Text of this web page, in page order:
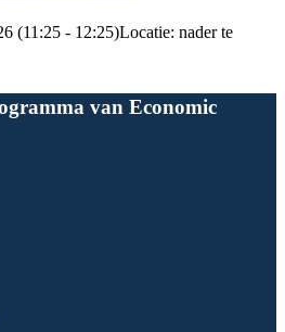
(11:25 - 12:25)Locatie: nader te
van Economic